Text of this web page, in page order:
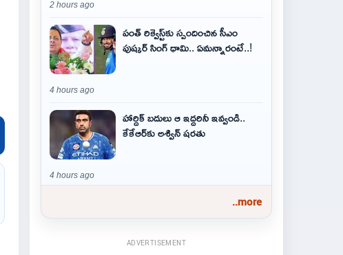
2 hours ago
పంత్ రిక్వెస్ట్‌కు స్పందించిన సీఎం
పుష్కర్ సింగ్ ధామి.. ఏమ‌న్నారంటే..!
4 hours ago
హార్దిక్ బదులు ఆ ఇద్దరినీ ఇవ్వండి..
కేకేఆర్‌కు అశ్విన్ షరతు
4 hours ago
..more
ADVERTISEMENT